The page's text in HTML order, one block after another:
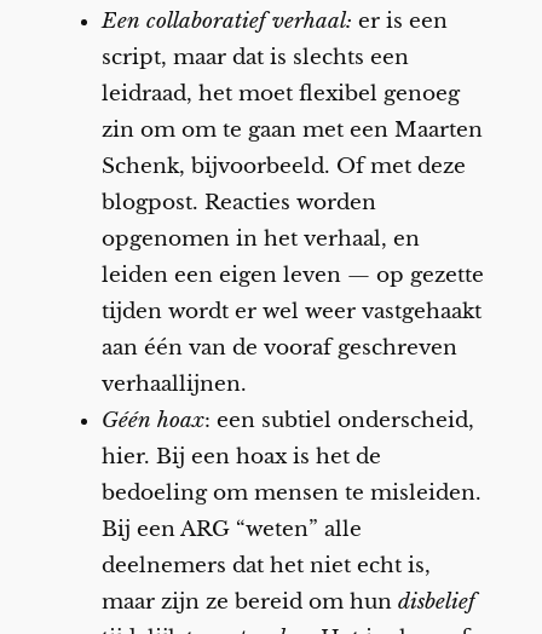
Een collaboratief verhaal: er is een
script, maar dat is slechts een
leidraad, het moet flexibel genoeg
zin om om te gaan met een Maarten
Schenk, bijvoorbeeld. Of met deze
blogpost. Reacties worden
opgenomen in het verhaal, en
leiden een eigen leven — op gezette
tijden wordt er wel weer vastgehaakt
aan één van de vooraf geschreven
verhaallijnen.
Géén hoax: een subtiel onderscheid,
hier. Bij een hoax is het de
bedoeling om mensen te misleiden.
Bij een ARG “weten” alle
deelnemers dat het niet echt is,
maar zijn ze bereid om hun disbelief